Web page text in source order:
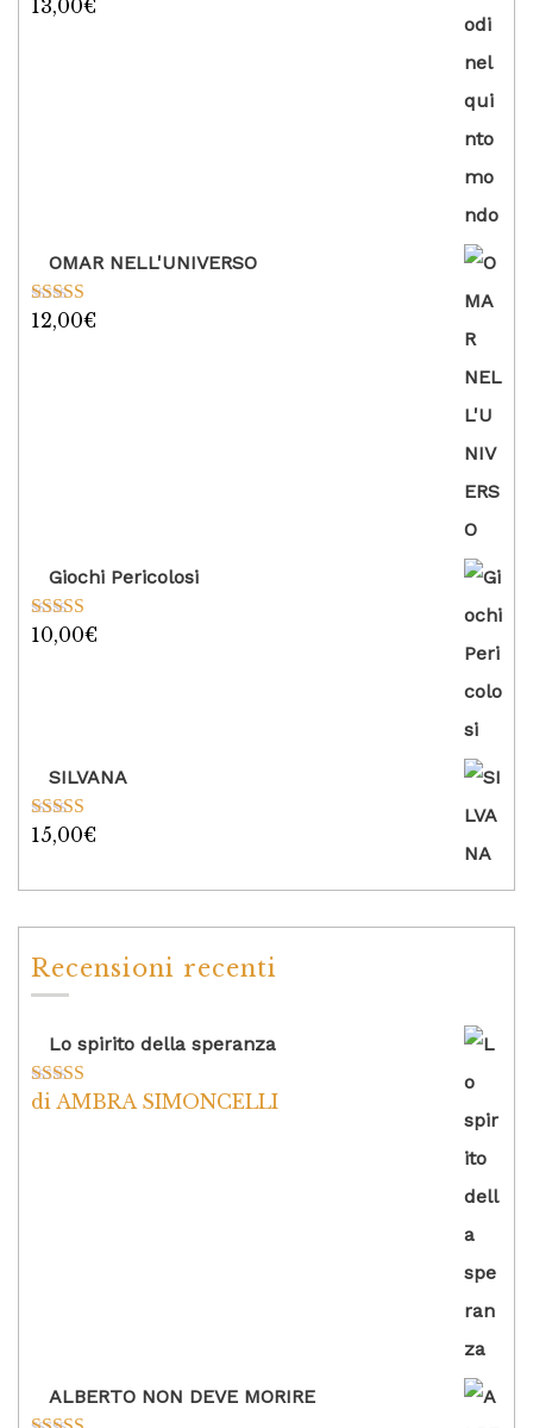
Valutato
13,00€
OMAR NELL'UNIVERSO
Valutato
12,00€
Giochi Pericolosi
Valutato
10,00€
SILVANA
Valutato
15,00€
Recensioni recenti
Lo spirito della speranza
Valutato5su
di AMBRA SIMONCELLI
ALBERTO NON DEVE MORIRE